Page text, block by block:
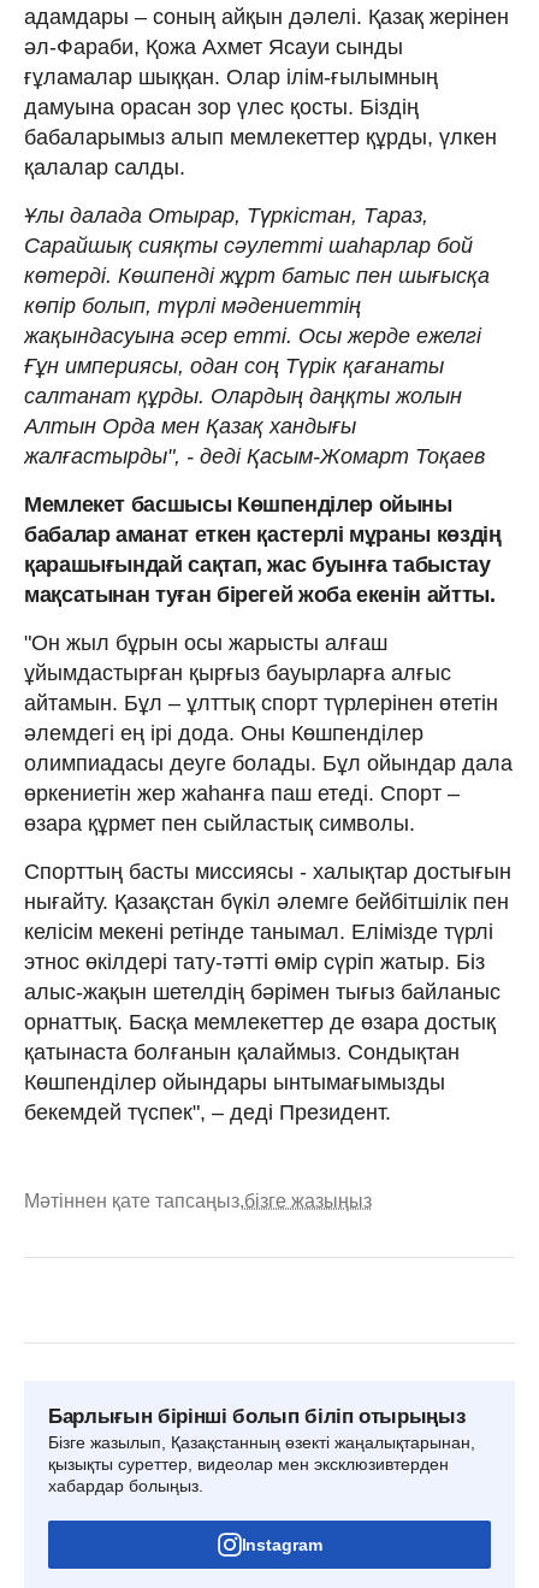
адамдары – соның айқын дәлелі. Қазақ жерінен
әл-Фараби, Қожа Ахмет Ясауи сынды
ғұламалар шыққан. Олар ілім-ғылымның
дамуына орасан зор үлес қосты. Біздің
бабаларымыз алып мемлекеттер құрды, үлкен
қалалар салды.
Ұлы далада Отырар, Түркістан, Тараз,
Сарайшық сияқты сәулетті шаһарлар бой
көтерді. Көшпенді жұрт батыс пен шығысқа
көпір болып, түрлі мәдениеттің
жақындасуына әсер етті. Осы жерде ежелгі
Ғұн империясы, одан соң Түрік қағанаты
салтанат құрды. Олардың даңқты жолын
Алтын Орда мен Қазақ хандығы
жалғастырды", - деді Қасым-Жомарт Тоқаев
Мемлекет басшысы Көшпенділер ойыны
бабалар аманат еткен қастерлі мұраны көздің
қарашығындай сақтап, жас буынға табыстау
мақсатынан туған бірегей жоба екенін айтты.
"Он жыл бұрын осы жарысты алғаш
ұйымдастырған қырғыз бауырларға алғыс
айтамын. Бұл – ұлттық спорт түрлерінен өтетін
әлемдегі ең ірі дода. Оны Көшпенділер
олимпиадасы деуге болады. Бұл ойындар дала
өркениетін жер жаһанға паш етеді. Спорт –
өзара құрмет пен сыйластық символы.
Спорттың басты миссиясы - халықтар достығын
нығайту. Қазақстан бүкіл әлемге бейбітшілік пен
келісім мекені ретінде танымал. Елімізде түрлі
этнос өкілдері тату-тәтті өмір сүріп жатыр. Біз
алыс-жақын шетелдің бәрімен тығыз байланыс
орнаттық. Басқа мемлекеттер де өзара достық
қатынаста болғанын қалаймыз. Сондықтан
Көшпенділер ойындары ынтымағымызды
бекемдей түспек", – деді Президент.
Мәтіннен қате тапсаңыз,бізге жазыңыз
Барлығын бірінші болып біліп отырыңыз
Бізге жазылып, Қазақстанның өзекті жаңалықтарынан,
қызықты суреттер, видеолар мен эксклюзивтерден
хабардар болыңыз.
Instagram